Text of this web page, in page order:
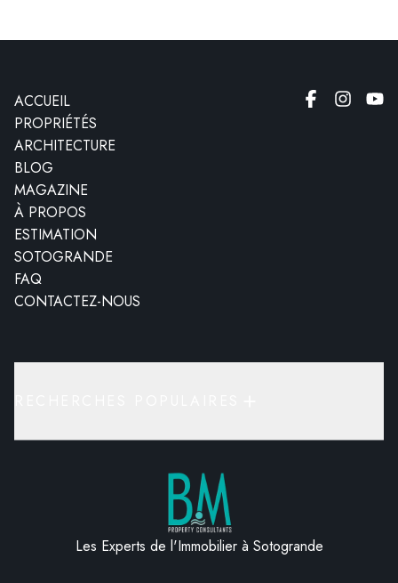
ACCUEIL
PROPRIÉTÉS
ARCHITECTURE
BLOG
MAGAZINE
À PROPOS
ESTIMATION
SOTOGRANDE
FAQ
CONTACTEZ-NOUS
Les Experts de l'Immobilier à Sotogrande